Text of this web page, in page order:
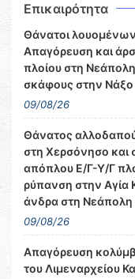
Επικαιρότητα
Θάνατοι
Απαγόρευση και
πλοίου στη
σκάφους στην Νάξο
09/08/26
Θάνατος
στη Χερσόνησο και
απόπλου Ε/Γ-Υ/Γ
ρύπανση στην Αγία
άνδρα στη
09/08/26
Απαγόρευση
του Λιμεναρχείου